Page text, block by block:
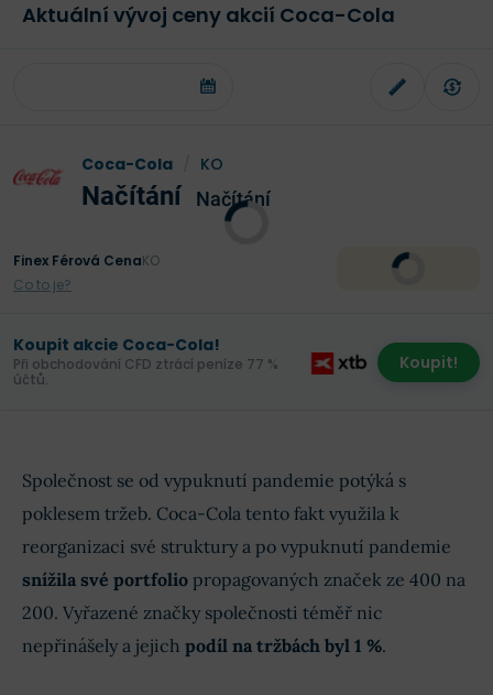
Aktuální vývoj ceny akcií Coca-Cola
Coca-Cola KO
Načítání Načítání
Finex Férová CenaKO
Co to je?
Koupit akcie Coca-Cola!
Při obchodování CFD ztrácí peníze 77 %
účtů.
Koupit!
Společnost se od vypuknutí pandemie potýká s
poklesem tržeb. Coca-Cola tento fakt využila k
reorganizaci své struktury a po vypuknutí pandemie
snížila své portfolio propagovaných značek ze 400 na
200. Vyřazené značky společnosti téměř nic
nepřinášely a jejich podíl na tržbách byl 1 %.